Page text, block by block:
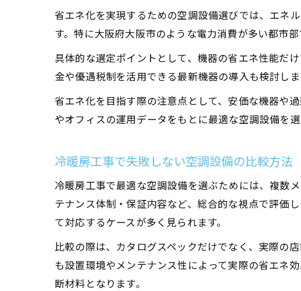
省エネ化を実現するための空調設備選びでは、エネ
す。特に大阪府大阪市のような電力消費が多い都市
具体的な選定ポイントとして、機器の省エネ性能だ
金や優遇税制を活用できる最新機器の導入も検討し
省エネ化を目指す際の注意点として、安価な機器や
やオフィスの運用データをもとに最適な空調設備を
冷暖房工事で失敗しない空調設備の比較方法
冷暖房工事で最適な空調設備を選ぶためには、複数
テナンス体制・保証内容など、総合的な視点で評価
て対応するケースが多く見られます。
比較の際は、カタログスペックだけでなく、実際の
も設置環境やメンテナンス性によって実際の省エネ
断材料となります。